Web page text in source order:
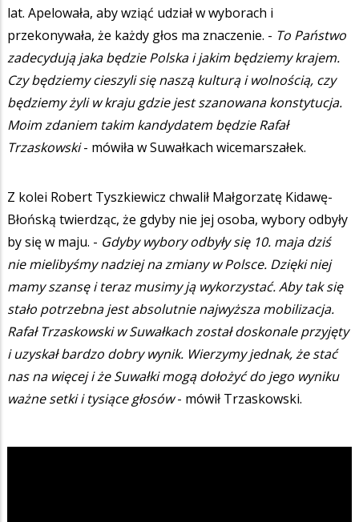
lat. Apelowała, aby wziąć udział w wyborach i
przekonywała, że każdy głos ma znaczenie. - To Państwo
zadecydują jaka będzie Polska i jakim będziemy krajem.
Czy będziemy cieszyli się naszą kulturą i wolnością, czy
będziemy żyli w kraju gdzie jest szanowana konstytucja.
Moim zdaniem takim kandydatem będzie Rafał
Trzaskowski- mówiła w Suwałkach wicemarszałek.
Z kolei Robert Tyszkiewicz chwalił Małgorzatę Kidawę-
Błońską twierdząc, że gdyby nie jej osoba, wybory odbyły
by się w maju. - Gdyby wybory odbyły się 10. maja dziś
nie mielibyśmy nadziej na zmiany w Polsce. Dzięki niej
mamy szansę i teraz musimy ją wykorzystać. Aby tak się
stało potrzebna jest absolutnie najwyższa mobilizacja.
Rafał Trzaskowski w Suwałkach został doskonale przyjęty
i uzyskał bardzo dobry wynik. Wierzymy jednak, że stać
nas na więcej i że Suwałki mogą dołożyć do jego wyniku
ważne setki i tysiące głosów- mówił Trzaskowski.